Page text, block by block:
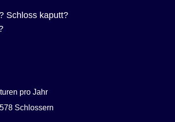
Schloss kaputt?
pro Jahr
Schlossern